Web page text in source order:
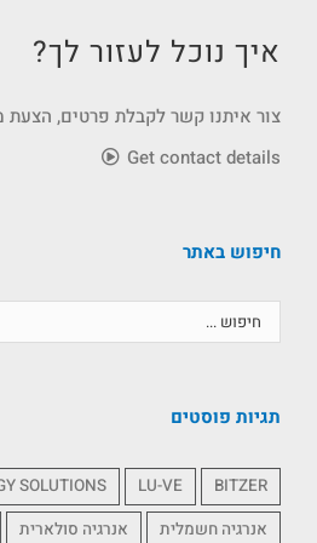
איך נוכל לעזור לך?
צור איתנו קשר לקבלת פרטים, הצעת
Get contact details
חיפוש באתר
תגיות פוסטים
BITZER
LU-VE
SOLUTIONS
אנרגיה חשמלית
אנרגיה סולארית